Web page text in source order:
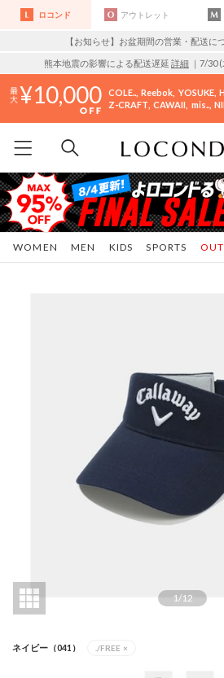
ロコンド アウトレット
【お知らせ】お盆期間の営業・配送に
熊本地震の影響による配送遅延 詳細 ｜7/30
10,000 COLE.. Reebok YOSUKE
Z-CRAFT CAWAII mis..
WOMEN MEN KIDS SPORTS
1/12
ネイビー（041） ./FREE ×